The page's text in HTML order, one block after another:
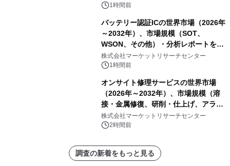
1時間前
バッテリー認証ICの世界市場（2026年
～2032年）、市場規模（SOT、
WSON、その他）・分析レポートを発
表
株式会社マーケットリサーチセンター
1時間前
オンサイト修理サービスの世界市場
（2026年～2032年）、市場規模（溶
接・金属修復、研削・仕上げ、アライ
メント、その他）・分析レポートを発
表
株式会社マーケットリサーチセンター
2時間前
調査の新着をもっと見る